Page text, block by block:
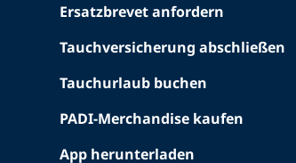
Ersatzbrevet anfordern
Tauchversicherung abschließen
Tauchurlaub buchen
PADI-Merchandise kaufen
App herunterladen